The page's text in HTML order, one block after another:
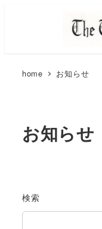
home お知らせ
お知らせ
検索